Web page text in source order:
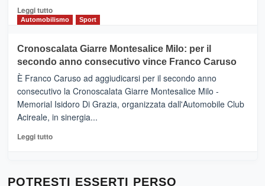
Gusto,
il
tra
sapori
vicoli
medievali
Leggi tuttoLeggi
di
Mondello
(Palermo)
–
“E
adesso
Pasta
–
Sicilia
l’
Automobilismo Sport
Cronoscalata Giarre Montesalice Milo: per il
secondo anno consecutivo vince Franco Caruso
È Franco Caruso ad aggiudicarsi per il secondo anno
consecutivo la Cronoscalata Giarre Montesalice Milo -
Memorial Isidoro Di Grazia, organizzata dall'Automobile Club
Acireale, in sinergia...
Leggi tuttoLeggi
Cronoscalata
POTRESTI ESSERTI PERSO